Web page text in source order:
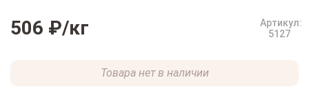
506 ₽/кг
Артикул:
5127
Товара нет в наличии